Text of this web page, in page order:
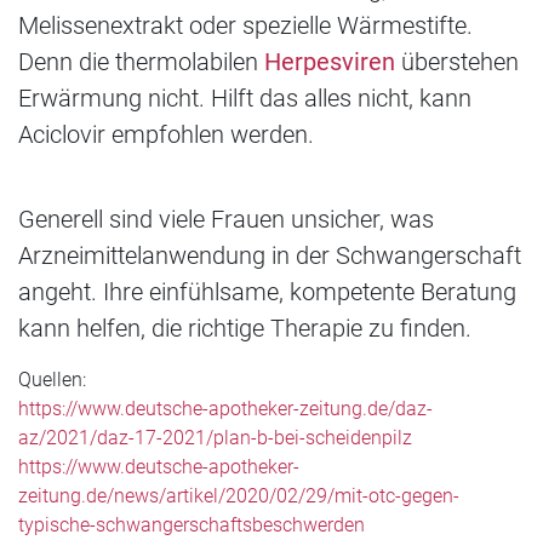
Melissenextrakt oder spezielle Wärmestifte.
Denn die thermolabilen Herpesviren überstehen
Erwärmung nicht. Hilft das alles nicht, kann
Aciclovir empfohlen werden.
Generell sind viele Frauen unsicher, was
Arzneimittelanwendung in der Schwangerschaft
angeht. Ihre einfühlsame, kompetente Beratung
kann helfen, die richtige Therapie zu finden.
Quellen:
https://www.deutsche-apotheker-zeitung.de/daz-
az/2021/daz-17-2021/plan-b-bei-scheidenpilz
https://www.deutsche-apotheker-
zeitung.de/news/artikel/2020/02/29/mit-otc-gegen-
typische-schwangerschaftsbeschwerden